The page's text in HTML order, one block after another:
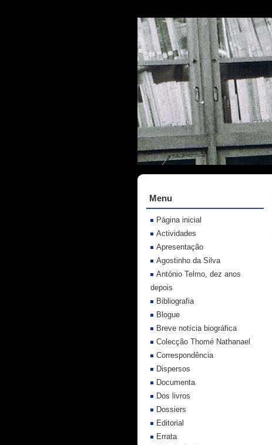
Menu
Página inicial
Actividades
Apresentação
Agostinho da Silva
António Telmo, dez anos
depois
Bibliografia
Blogue
Breve notícia biográfica
Colecção Thomé Nathanael
Correspondência
Dispersos
Documenta
Dos livros
Dossiers
Editorial
Errata